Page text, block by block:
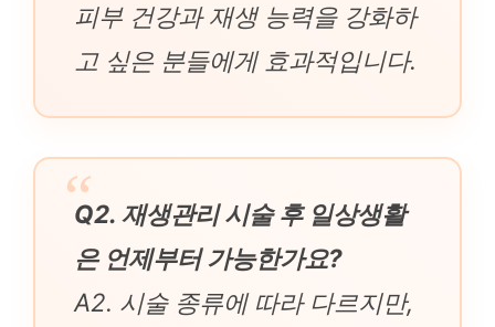
피부 건강과 재생 능력을 강화하
고 싶은 분들에게 효과적입니다.
Q2. 재생관리 시술 후 일상생활
은 언제부터 가능한가요?
A2. 시술 종류에 따라 다르지만,